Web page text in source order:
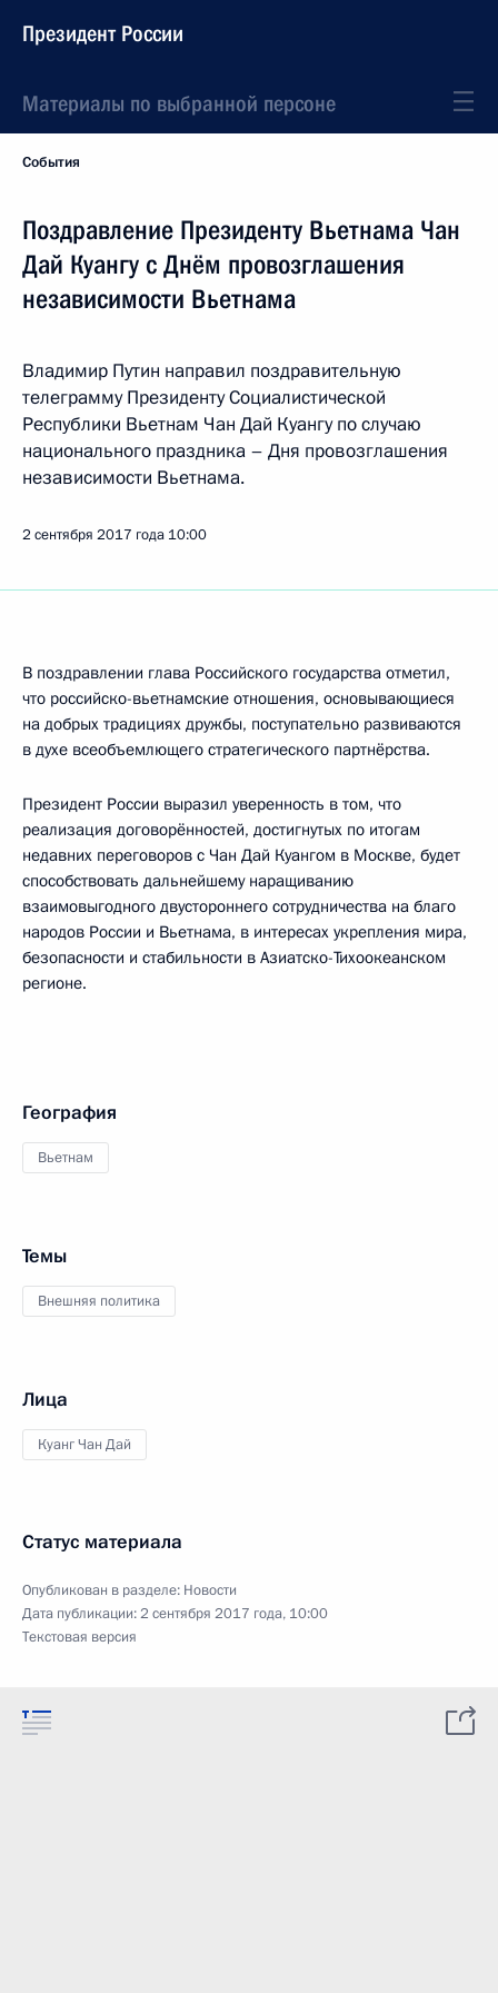
Президент России
Материалы по выбранной персоне
События
Поздравление Президенту Вьетнама Чан
Дай Куангу с Днём провозглашения
независимости Вьетнама
Владимир Путин направил поздравительную
телеграмму Президенту Социалистической
Республики Вьетнам Чан Дай Куангу по случаю
национального праздника – Дня провозглашения
независимости Вьетнама.
2 сентября 2017 года 10:00
В поздравлении глава Российского государства отметил,
что российско-вьетнамские отношения, основывающиеся
на добрых традициях дружбы, поступательно развиваются
в духе всеобъемлющего стратегического партнёрства.
Президент России выразил уверенность в том, что
реализация договорённостей, достигнутых по итогам
недавних переговоров с Чан Дай Куангом в Москве, будет
способствовать дальнейшему наращиванию
взаимовыгодного двустороннего сотрудничества на благо
народов России и Вьетнама, в интересах укрепления мира,
безопасности и стабильности в Азиатско-Тихоокеанском
регионе.
География
Вьетнам
Темы
Внешняя политика
Лица
Куанг Чан Дай
Статус материала
Опубликован в разделе: Новости
Дата публикации:2 сентября 2017 года, 10:00
Текстовая версия